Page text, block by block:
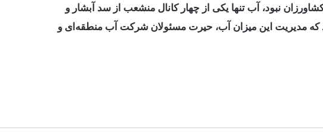
نبود، آب تنها یکی از چهار کانال منشعب از سد آبشار و
مدیریت این میزان آب، حیرت مسئولان شرکت آب منطقه‌ای و